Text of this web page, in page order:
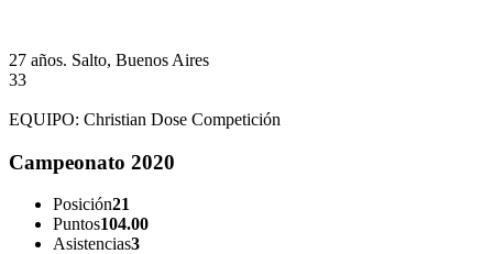
27 años. Salto, Buenos Aires
33
EQUIPO: Christian Dose Competición
Campeonato 2020
Posición21
Puntos104.00
Asistencias3